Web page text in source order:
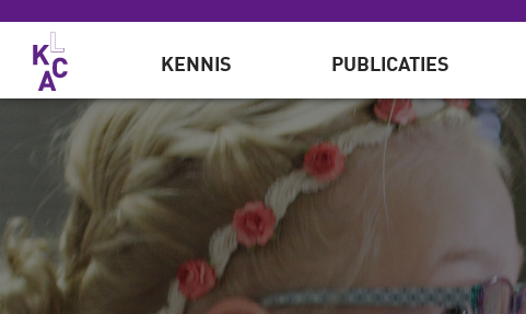
Overslaan en naar de inhoud gaan
KENNIS PUBLICATIES